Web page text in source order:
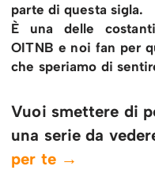
parte di questa sigla.
È una delle
OITNB e noi fan per
che speriamo di
Vuoi smettere di
una serie da
per te →